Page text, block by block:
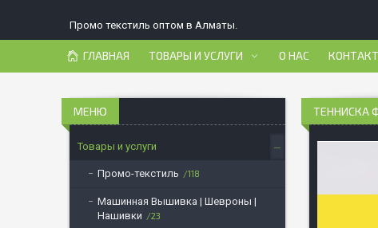
Промо текстиль оптом в Алматы.
ГЛАВНАЯ ТОВАРЫ И УСЛУГИ О НАС
ТЕННИСКА
Товары и услуги
Промо-текстиль 118
Машинная Вышивка | Шевроны |
Нашивки
23